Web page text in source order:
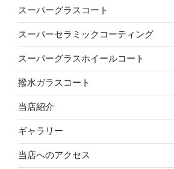
スーパーグラスコート
スーパーセラミックコーティング
スーパーグラスホイールコート
撥水ガラスコート
当店紹介
ギャラリー
当店へのアクセス